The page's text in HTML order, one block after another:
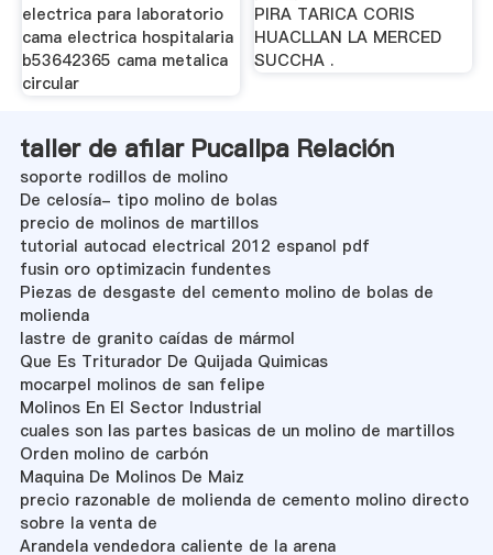
electrica para laboratorio
cama electrica hospitalaria
b53642365 cama metalica
circular
PIRA TARICA CORIS
HUACLLAN LA MERCED
SUCCHA .
taller de afilar Pucallpa Relación
soporte rodillos de molino
De celosía- tipo molino de bolas
precio de molinos de martillos
tutorial autocad electrical 2012 espanol pdf
fusin oro optimizacin fundentes
Piezas de desgaste del cemento molino de bolas de
molienda
lastre de granito caídas de mármol
Que Es Triturador De Quijada Quimicas
mocarpel molinos de san felipe
Molinos En El Sector Industrial
cuales son las partes basicas de un molino de martillos
Orden molino de carbón
Maquina De Molinos De Maiz
precio razonable de molienda de cemento molino directo
sobre la venta de
Arandela vendedora caliente de la arena